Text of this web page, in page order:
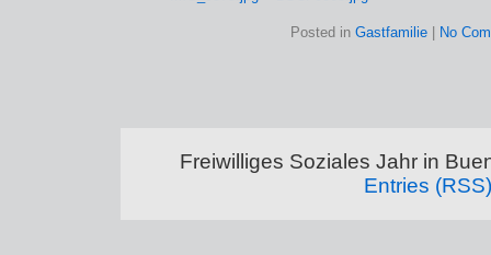
Posted in Gastfamilie No
Freiwilliges Soziales Jahr in
Entries (RSS)